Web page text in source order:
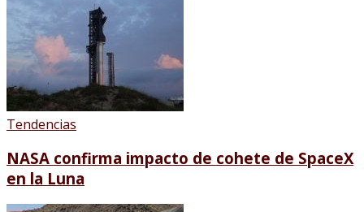
Tendencias
NASA confirma impacto de cohete de SpaceX
en la Luna